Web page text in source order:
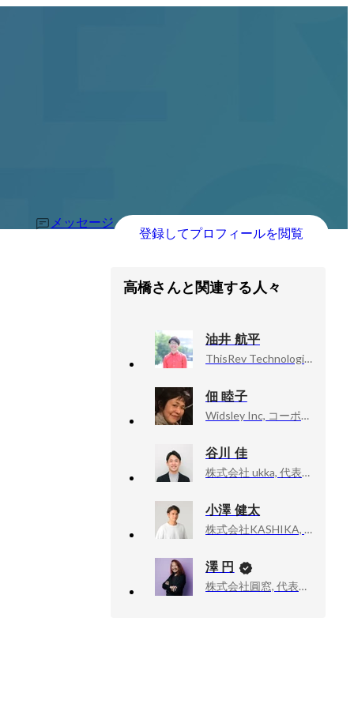
メッセージ
登録してプロフィールを閲覧
高橋さんと関連する人々
油井 航平
ThisRev Technologies株式会社, 取締役COO最高執行責任者
佃 睦子
Widsley Inc, コーポレート本部
谷川 佳
株式会社 ukka, 代表取締役
小澤 健太
株式会社KASHIKA, 代表取締役
澤 円
株式会社圓窓, 代表取締役